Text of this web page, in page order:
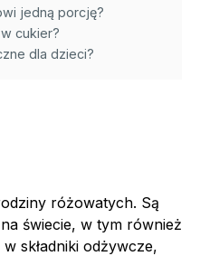
jedną porcję?
cukier?
dla dzieci?
różowatych. Są
świecie, w tym również
składniki odżywcze,